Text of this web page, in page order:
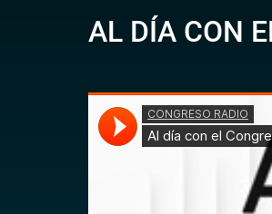
AL DÍA CON